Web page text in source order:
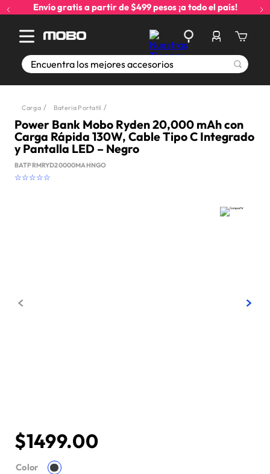
Envío gratis a partir de $499 pesos ¡a todo el país!
Encuentra los mejores accesorios
Carga Bateria Portatil
Power Bank Mobo Ryden 20,000 mAh con
Carga Rápida 130W, Cable Tipo C Integrado
y Pantalla LED – Negro
BATPRMRYD20000MAHNGO
☆☆☆☆☆
$1499.00
Color